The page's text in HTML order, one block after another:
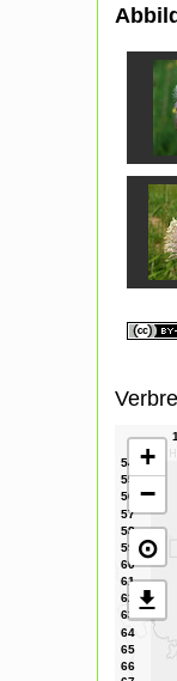
+
−
⊙